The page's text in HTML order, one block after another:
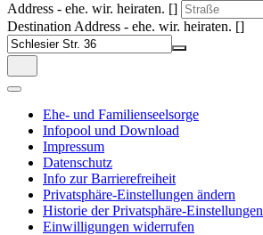
Address - ehe. wir. heiraten. []
Destination Address - ehe. wir. heiraten. []
Ehe- und Familienseelsorge
Infopool und Download
Impressum
Datenschutz
Info zur Barrierefreiheit
Privatsphäre-Einstellungen ändern
Historie der Privatsphäre-Einstellungen
Einwilligungen widerrufen